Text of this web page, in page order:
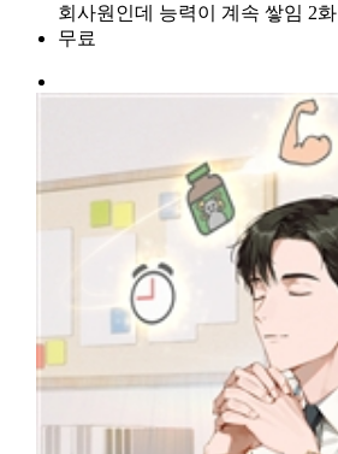
회사원인데 능력이 계속 쌓임 2화
무료